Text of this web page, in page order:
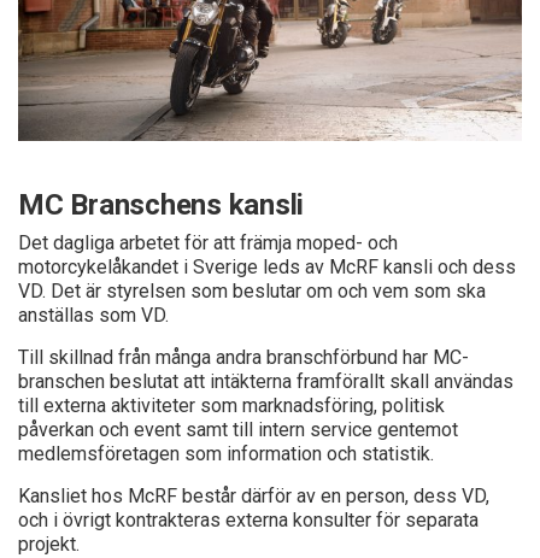
MC Branschens kansli
Det dagliga arbetet för att främja moped- och
motorcykelåkandet i Sverige leds av McRF kansli och dess
VD. Det är styrelsen som beslutar om och vem som ska
anställas som VD.
Till skillnad från många andra branschförbund har MC-
branschen beslutat att intäkterna framförallt skall användas
till externa aktiviteter som marknadsföring, politisk
påverkan och event samt till intern service gentemot
medlemsföretagen som information och statistik.
Kansliet hos McRF består därför av en person, dess VD,
och i övrigt kontrakteras externa konsulter för separata
projekt.